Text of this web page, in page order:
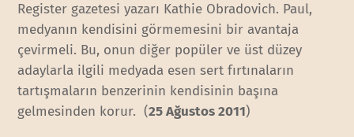
Register gazetesi yazarı Kathie Obradovich. Paul,
medyanın kendisini görmemesini bir avantaja
çevirmeli. Bu, onun diğer popüler ve üst düzey
adaylarla ilgili medyada esen sert fırtınaların
tartışmaların benzerinin kendisinin başına
gelmesinden korur. (25 Ağustos 2011)